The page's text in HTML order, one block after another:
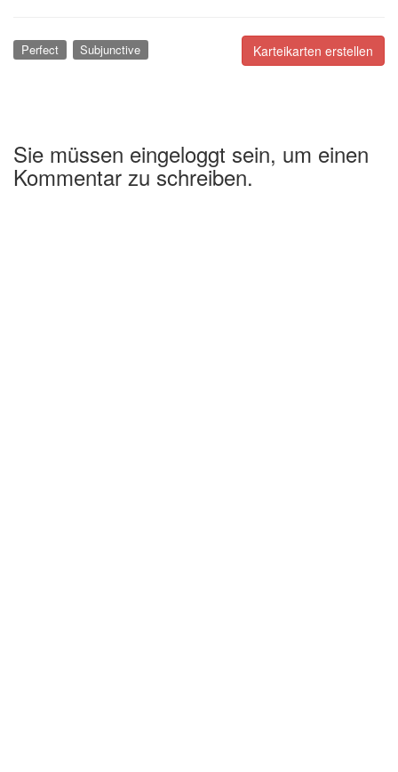
Karteikarten erstellen
Perfect Subjunctive
Sie müssen eingeloggt sein, um einen
Kommentar zu schreiben.